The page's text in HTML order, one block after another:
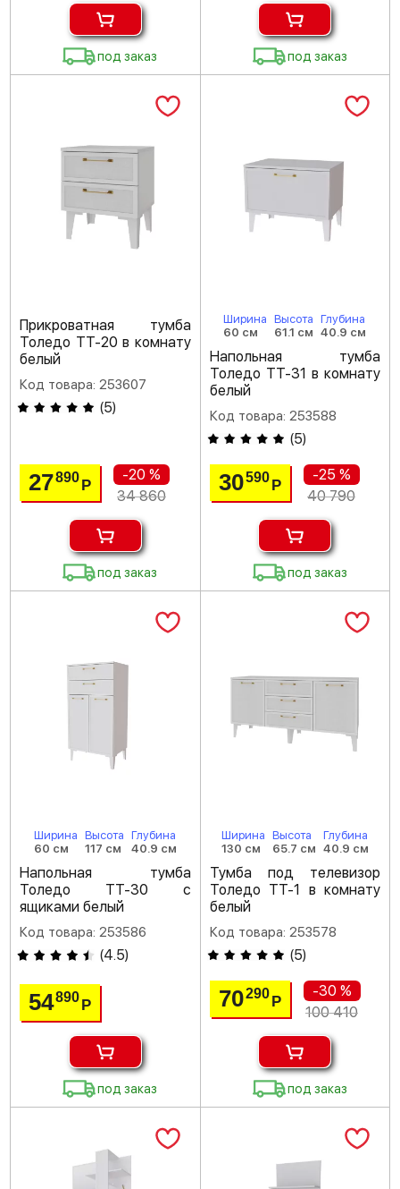
под заказ под заказ
Прикроватная тумба
Толедо ТТ-20 в комнату
белый
Код товара: 253607
(5)
27890Р
-20 %
34 860
под заказ
Ширина
60 см
Высота
61.1 см
Глубина
40.9 см
Напольная тумба
Толедо ТТ-31 в комнату
белый
Код товара: 253588
(5)
30590 Р
-25 %
40 790
под заказ
Ширина
60 см
Высота
117 см
Глубина
40.9 см
Напольная тумба
Толедо ТТ-30 с
ящиками белый
Код товара: 253586
(4.5)
54890Р
под заказ
Ширина
130 см
Высота
65.7 см
Глубина
40.9 см
Тумба под телевизор
Толедо ТТ-1 в комнату
белый
Код товара: 253578
(5)
70290 Р
-30 %
100 410
под заказ